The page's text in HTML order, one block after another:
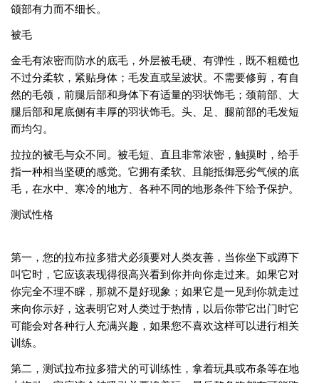
颌部有力而不细长。
被毛
金毛有浓密而防水的底毛，外层被毛硬、有弹性，既不粗糙也
不过分柔软，紧贴身体；毛发直或呈波状。不需要修剪，有自
然的毛领，前腿后部和身体下有适量的羽状饰毛；颈前部、大
腿后部和尾底侧有丰厚的羽状饰毛。头、足、腿前部的毛发短
而均匀。
拉拉的被毛与众不同。被毛短、直且非常浓密，触摸时，给手
指一种相当坚硬的感觉。它拥有柔软、且能抵御恶劣气候的底
毛，在水中、寒冷的地方、各种不同的地形条件下给予保护。
测试性格
第一，您的拉布拉多猎犬必须要对人类友善，当你坐下或蹲下
叫它时，它应该表现得很高兴看到你并向你走过来。如果它对
你完全不理不睬，那就不是好现象；如果它是一见到你就走过
来向你示好，这表明它对人类过于热情，以后你带它出门时它
可能会对各种行人充满兴趣，如果您不喜欢这样可以进行相关
训练。
第二，测试拉布拉多猎犬的可训练性，拿着玩具或布条等在地